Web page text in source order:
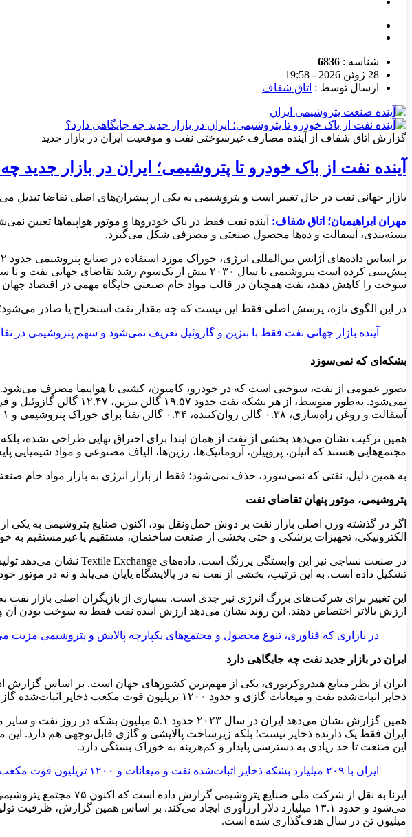
شناسه : 6836
28 ژوئن 2026 - 19:58
ارسال توسط : اتاق شفاف
گزارش اتاق شفاف از آینده مصارف غیرسوختی نفت و موقعیت ایران در بازار جدید
آینده نفت از باک خودرو تا پتروشیمی؛ ایران در بازار جدید
بازار جهانی نفت در حال تغییر است و پتروشیمی به یکی از پیشران‌های اصلی تقاضا
مهران ابراهیمیان؛ اتاق شفاف: آینده نفت فقط در باک خودروها و موتور هواپیماها تعیین
بسته‌بندی، آسفالت و ده‌ها محصول صنعتی و مصرفی شکل می‌گیرد.
سوخت را کاهش دهند، نفت همچنان در قالب مواد خام صنعتی جایگاه مهمی در اقتصاد
در این الگوی تازه، پرسش اصلی فقط این نیست که چه مقدار نفت استخراج یا صادر
آینده بازار جهانی نفت فقط با بنزین و گازوئیل تعریف نمی‌شود و سهم پتروشیمی
بشکه‌ای که نمی‌سوزد
آسفالت و روغن راه‌سازی، ۰.۳۸ گالن روان‌کننده، ۰.۳۴ گالن نفتا برای خوراک پتروشیمی و ۱.۰۱ گالن سایر محصولات به دست می‌آید.
همین ترکیب نشان می‌دهد بخشی از نفت از همان ابتدا برای احتراق نهایی طراحی نشده، بلکه
مجتمع‌هایی هستند که اتیلن، پروپیلن، آروماتیک‌ها، رزین‌ها، الیاف مصنوعی و مواد شیمیایی
به همین دلیل، نفتی که نمی‌سوزد، حذف نمی‌شود؛ فقط از بازار انرژی به بازار مواد خام
پتروشیمی، موتور پنهان تقاضای نفت
اگر در گذشته وزن اصلی بازار نفت بر دوش حمل‌ونقل بود، اکنون صنایع پتروشیمی به یکی
الکترونیکی، تجهیزات پزشکی و حتی بخشی از صنعت ساختمان، مستقیم یا غیرمستقیم به
تشکیل داده است. به این ترتیب، بخشی از نفت نه در پالایشگاه پایان می‌یابد و نه در
این تغییر برای شرکت‌های بزرگ انرژی نیز جدی است. بسیاری از بازیگران اصلی بازار نفت
ارزش بالاتر اختصاص دهند. این روند نشان می‌دهد ارزش آینده نفت فقط به سوخت بودن آن
در بازاری که فناوری، تنوع محصول و مجتمع‌های یکپارچه پالایش و پتروشیمی مزیت
ایران در بازار جدید نفت چه جایگاهی دارد
ذخایر اثبات‌شده نفت و میعانات گازی و حدود ۱۲۰۰ تریلیون فوت مکعب ذخایر اثبات‌شده گاز طبیعی داشته است. این ارقام، ایران را در میان بزرگ‌ترین دارندگان ذخایر نفت و گاز جهان قرار می‌دهد.
ایران فقط یک دارنده ذخایر نیست؛ بلکه زیرساخت پالایشی و گازی قابل‌توجهی هم دارد.
این صنعت تا حد زیادی به دسترسی پایدار و کم‌هزینه به خوراک بستگی دارد.
ایران با ۲۰۹ میلیارد بشکه ذخایر اثبات‌شده نفت و میعانات و ۱۲۰۰ تریلیون فوت مکعب ذخایر گاز، مزیت بزرگی در خوراک دارد اما برای حفظ سهم بازار به ارزش افزوده بیشتر نیازمند است
میلیون تن در سال هدف‌گذاری شده است.